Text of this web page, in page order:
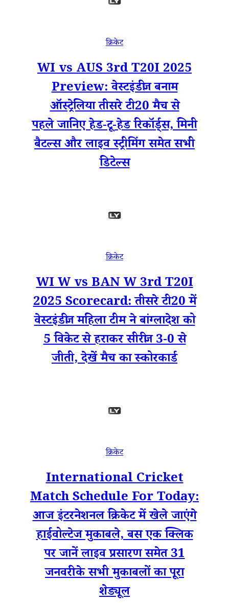
क्रिकेट
WI vs AUS 3rd T20I 2025
Preview: वेस्टइंडीज बनाम
ऑस्ट्रेलिया तीसरे टी20 मैच से
पहले जानिए हेड-टू-हेड रिकॉर्ड्स, मिनी
बैटल्स और लाइव स्ट्रीमिंग समेत सभी
डिटेल्स
क्रिकेट
WI W vs BAN W 3rd T20I
2025 Scorecard: तीसरे टी20 में
वेस्टइंडीज महिला टीम ने बांग्लादेश को
5 विकेट से हराकर सीरीज 3-0 से
जीती, देखें मैच का स्कोरकार्ड
क्रिकेट
International Cricket
Match Schedule For Today:
आज इंटरनेशनल क्रिकेट में खेले जाएंगे
हाईवोल्टेज मुकाबले, बस एक क्लिक
पर जानें लाइव प्रसारण समेत 31
जनवरी के सभी मुकाबलों का पूरा
शेड्यूल